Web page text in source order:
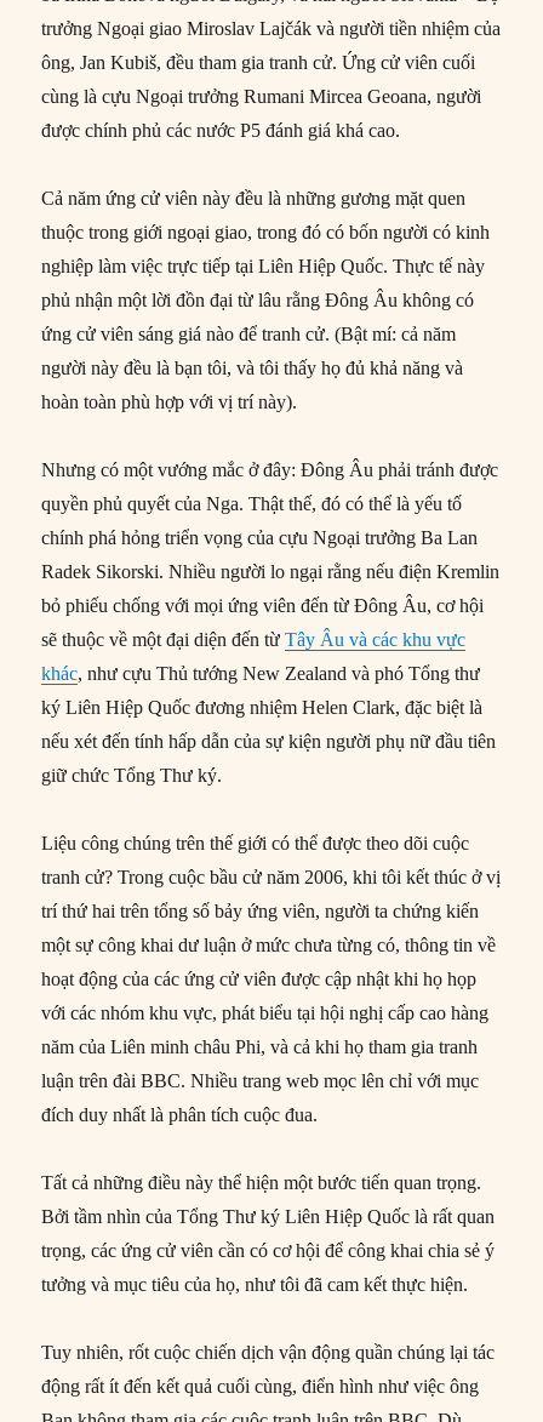
trưởng Ngoại giao Miroslav Lajčák và người tiền nhiệm của
ông, Jan Kubiš, đều tham gia tranh cử. Ứng cử viên cuối
cùng là cựu Ngoại trưởng Rumani Mircea Geoana, người
được chính phủ các nước P5 đánh giá khá cao.
Cả năm ứng cử viên này đều là những gương mặt quen
thuộc trong giới ngoại giao, trong đó có bốn người có kinh
nghiệp làm việc trực tiếp tại Liên Hiệp Quốc. Thực tế này
phủ nhận một lời đồn đại từ lâu rằng Đông Âu không có
ứng cử viên sáng giá nào để tranh cử. (Bật mí: cả năm
người này đều là bạn tôi, và tôi thấy họ đủ khả năng và
hoàn toàn phù hợp với vị trí này).
Nhưng có một vướng mắc ở đây: Đông Âu phải tránh được
quyền phủ quyết của Nga. Thật thế, đó có thể là yếu tố
chính phá hỏng triển vọng của cựu Ngoại trưởng Ba Lan
Radek Sikorski. Nhiều người lo ngại rằng nếu điện Kremlin
bỏ phiếu chống với mọi ứng viên đến từ Đông Âu, cơ hội
sẽ thuộc về một đại diện đến từTây Âu và các khu vực
khác, như cựu Thủ tướng New Zealand và phó Tổng thư
ký Liên Hiệp Quốc đương nhiệm Helen Clark, đặc biệt là
nếu xét đến tính hấp dẫn của sự kiện người phụ nữ đầu tiên
giữ chức Tổng Thư ký.
Liệu công chúng trên thế giới có thể được theo dõi cuộc
tranh cử? Trong cuộc bầu cử năm 2006, khi tôi kết thúc ở vị
trí thứ hai trên tổng số bảy ứng viên, người ta chứng kiến
một sự công khai dư luận ở mức chưa từng có, thông tin về
hoạt động của các ứng cử viên được cập nhật khi họ họp
với các nhóm khu vực, phát biểu tại hội nghị cấp cao hàng
năm của Liên minh châu Phi, và cả khi họ tham gia tranh
luận trên đài BBC. Nhiều trang web mọc lên chỉ với mục
đích duy nhất là phân tích cuộc đua.
Tất cả những điều này thể hiện một bước tiến quan trọng.
Bởi tầm nhìn của Tổng Thư ký Liên Hiệp Quốc là rất quan
trọng, các ứng cử viên cần có cơ hội để công khai chia sẻ ý
tưởng và mục tiêu của họ, như tôi đã cam kết thực hiện.
Tuy nhiên, rốt cuộc chiến dịch vận động quần chúng lại tác
động rất ít đến kết quả cuối cùng, điển hình như việc ông